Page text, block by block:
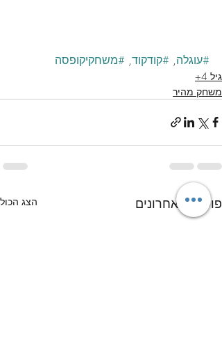
#עוגלה, #קודקוד, #משחקיקופסה
גיל 4+
משחק מהיר
פוסטים אחרונים הצג הכול